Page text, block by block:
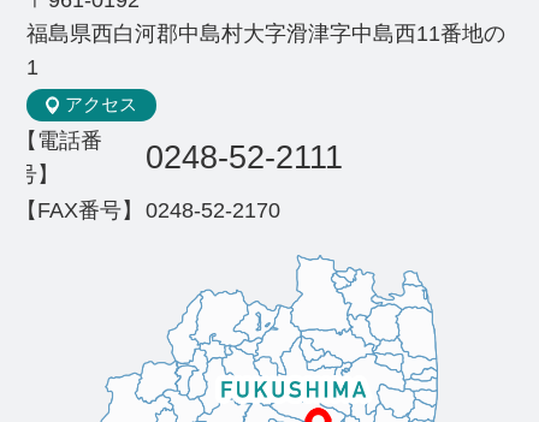
福島県西白河郡中島村大字滑津字中島西11番地の
1
アクセス
【電話番
号】
0248-52-2111
【FAX番号】 0248-52-2170